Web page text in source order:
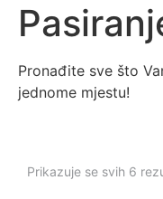
Pronađite sve što
jednome mjestu!
Prikazuje se svih 6